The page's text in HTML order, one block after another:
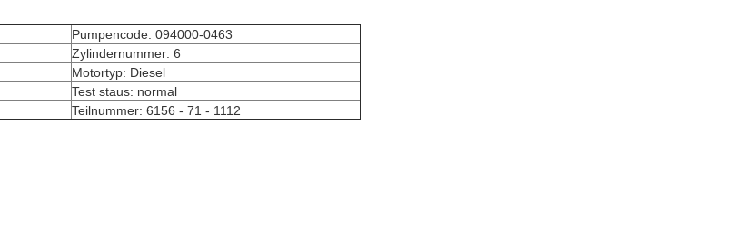
Pumpencode: 094000-0463
Zylindernummer: 6
Motortyp: Diesel
Test staus: normal
Teilnummer: 6156 - 71 - 1112